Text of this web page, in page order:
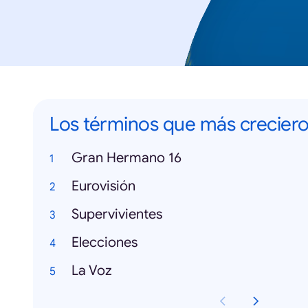
Los términos que más
Gran Hermano 16
Eurovisión
Supervivientes
Elecciones
La Voz